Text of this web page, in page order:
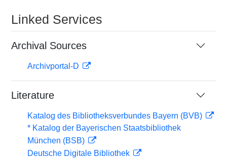
Linked Services
Archival Sources
Archivportal-D
Literature
Katalog des Bibliotheksverbundes Bayern (BVB)
* Katalog der Bayerischen Staatsbibliothek
München (BSB)
Deutsche Digitale Bibliothek